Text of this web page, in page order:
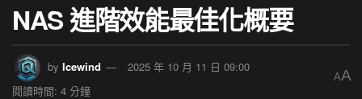
NAS 進階效能最佳化概要
by Icewind
2025 年 10 月 11 日 09:00
閱讀時間: 4 分鐘
AA